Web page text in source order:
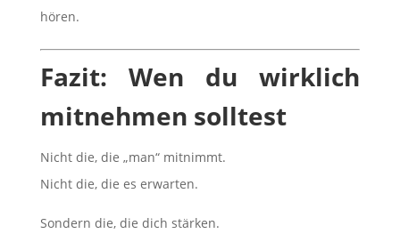
hören.
Fazit: Wen du wirklich
mitnehmen solltest
Nicht die, die „man“ mitnimmt.
Nicht die, die es erwarten.
Sondern die, die dich stärken.